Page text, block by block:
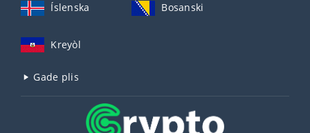
Íslenska Bosanski
Kreyòl
Gade plis